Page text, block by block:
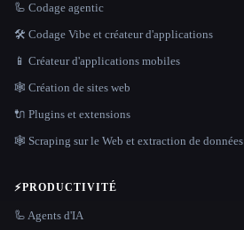
🦾 Codage agentic
🛠️ Codage Vibe et créateur d'applications
📱 Créateur d'applications mobiles
🕸 Création de sites web
🔌 Plugins et extensions
🕸️ Scraping sur le Web et extraction de données
⚡PRODUCTIVITÉ
🦾 Agents d'IA